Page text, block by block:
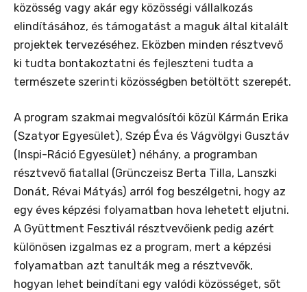
közösség vagy akár egy közösségi vállalkozás
elindításához, és támogatást a maguk által kitalált
projektek tervezéséhez. Eközben minden résztvevő
ki tudta bontakoztatni és fejleszteni tudta a
természete szerinti közösségben betöltött szerepét.
A program szakmai megvalósítói közül Kármán Erika
(Szatyor Egyesület), Szép Éva és Vágvölgyi Gusztáv
(Inspi-Ráció Egyesület) néhány, a programban
résztvevő fiatallal (Grünczeisz Berta Tilla, Lanszki
Donát, Révai Mátyás) arról fog beszélgetni, hogy az
egy éves képzési folyamatban hova lehetett eljutni.
A Gyüttment Fesztivál résztvevőienk pedig azért
különösen izgalmas ez a program, mert a képzési
folyamatban azt tanulták meg a résztvevők,
hogyan lehet beindítani egy valódi közösséget, sőt